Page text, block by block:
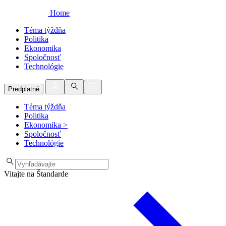
Home
Téma týždňa
Politika
Ekonomika
Spoločnosť
Technológie
Predplatné
Téma týždňa
Politika
Ekonomika >
Spoločnosť
Technológie
Vitajte na Štandarde